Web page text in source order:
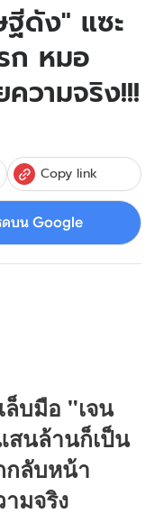
ฐีดัง" แซะ
ก หมอ
วามจริง!!!
Copy link
ดบน Google
บมือ "เจน
สนล้านก็เป็น
กลับหน้า
มจริง